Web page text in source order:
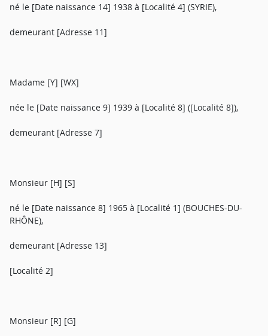
né le [Date naissance 14] 1938 à [Localité 4] (SYRIE),
demeurant [Adresse 11]
Madame [Y] [WX]
née le [Date naissance 9] 1939 à [Localité 8] ([Localité 8]),
demeurant [Adresse 7]
Monsieur [H] [S]
né le [Date naissance 8] 1965 à [Localité 1] (BOUCHES-DU-
RHÔNE),
demeurant [Adresse 13]
[Localité 2]
Monsieur [R] [G]